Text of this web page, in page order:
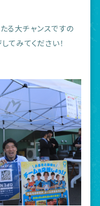
る大チャンスですの
てみてください！